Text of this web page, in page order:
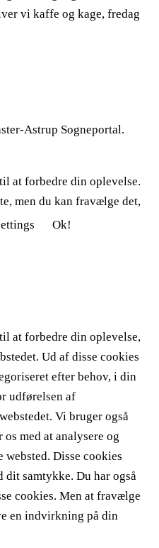
vi kaffe og kage, fredag
Astrup Sogneportal.
at forbedre din oplevelse.
men du kan fravælge det,
Ok!
at forbedre din oplevelse,
Ud af disse cookies
efter behov, i din
udførelsen af
Vi bruger også
med at analysere og
Disse cookies
dit samtykke. Du har også
cookies. Men at fravælge
en indvirkning på din